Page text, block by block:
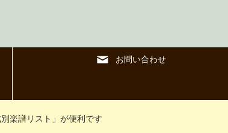
お問い合わせ
別楽譜リスト」が便利です